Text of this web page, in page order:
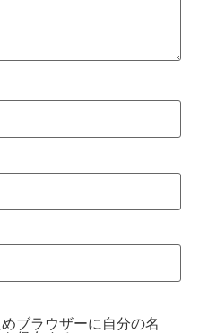
ブラウザーに自分の名